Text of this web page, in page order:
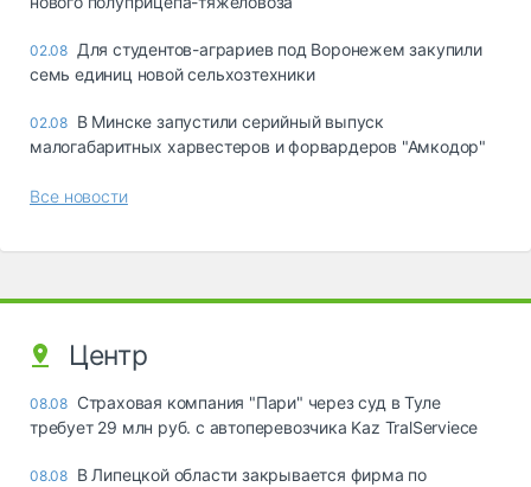
02.08 Для студентов-аграриев под Воронежем закупили
семь единиц новой сельхозтехники
02.08 В Минске запустили серийный выпуск
малогабаритных харвестеров и форвардеров "Амкодор"
Все новости
Центр
08.08 Страховая компания "Пари" через суд в Туле
требует 29 млн руб. с автоперевозчика Kaz TralServiece
08.08 В Липецкой области закрывается фирма по